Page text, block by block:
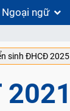
Ngoại ngữ
sinh ĐHCĐ 2025